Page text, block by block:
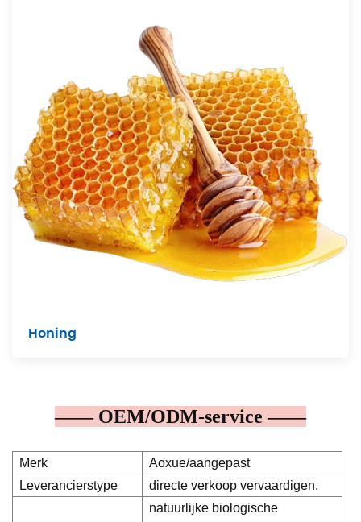
Honing
—— OEM/ODM-service ——
Merk
Aoxue/aangepast
Leverancierstype
directe verkoop vervaardigen.
natuurlijke biologische